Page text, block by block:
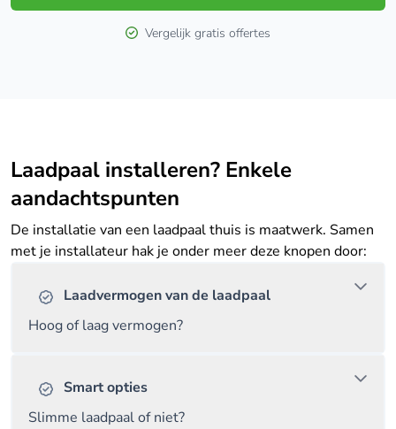
Vergelijk gratis offertes
Laadpaal installeren? Enkele
aandachtspunten
De installatie van een laadpaal thuis is maatwerk. Samen
met je installateur hak je onder meer deze knopen door:
Laadvermogen van de laadpaal
Hoog of laag vermogen?
Smart opties
Slimme laadpaal of niet?